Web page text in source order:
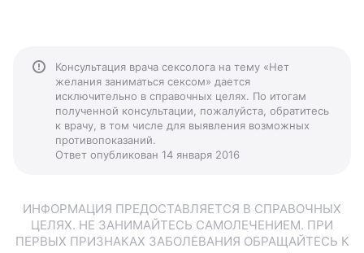
Консультация врача сексолога на тему «Нет
желания заниматься сексом» дается
исключительно в справочных целях. По итогам
полученной консультации, пожалуйста, обратитесь
к врачу, в том числе для выявления возможных
противопоказаний.
Ответ опубликован 14 января 2016
ИНФОРМАЦИЯ ПРЕДОСТАВЛЯЕТСЯ В СПРАВОЧНЫХ
ЦЕЛЯХ. НЕ ЗАНИМАЙТЕСЬ САМОЛЕЧЕНИЕМ. ПРИ
ПЕРВЫХ ПРИЗНАКАХ ЗАБОЛЕВАНИЯ ОБРАЩАЙТЕСЬ К